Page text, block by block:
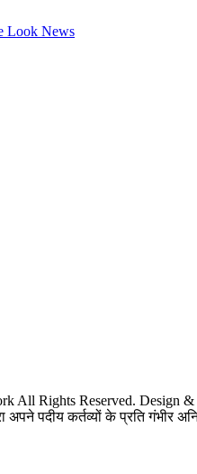
All Rights Reserved. Design &
अपने पदीय कर्तव्यों के प्रति गंभीर